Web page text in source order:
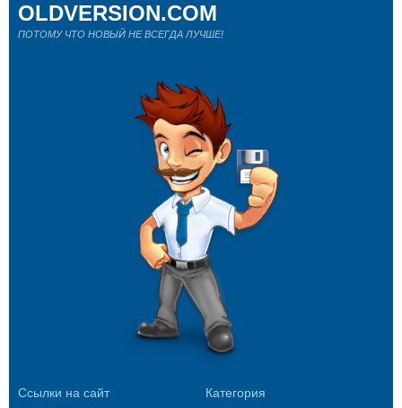
Ссылки на сайт Категория
OLDVERSION.COM
ПОТОМУ ЧТО НОВЫЙ НЕ ВСЕГДА ЛУЧШЕ!